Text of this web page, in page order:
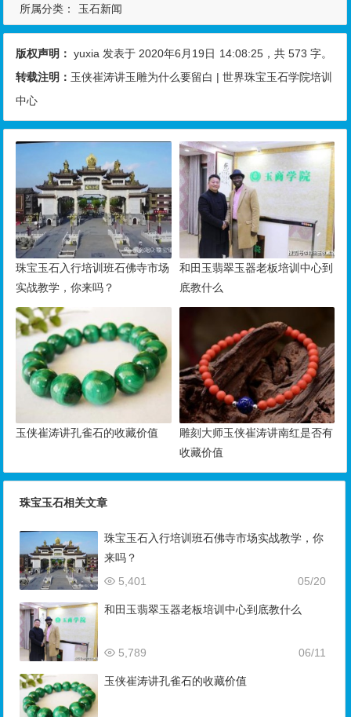
所属分类： 玉石新闻
版权声明： yuxia 发表于 2020年6月19日 14:08:25 ，共 573 字。
转载注明： 玉侠崔涛讲玉雕为什么要留白 | 世界珠宝玉石学院培训
中心
珠宝玉石入行培训班石佛寺市场
实战教学，你来吗？
和田玉翡翠玉器老板培训中心到
底教什么
玉侠崔涛讲孔雀石的收藏价值
雕刻大师玉侠崔涛讲南红是否有
收藏价值
珠宝玉石相关文章
珠宝玉石入行培训班石佛寺市场实战教学，你
来吗？
05/20
5,401
和田玉翡翠玉器老板培训中心到底教什么
06/11
5,789
玉侠崔涛讲孔雀石的收藏价值